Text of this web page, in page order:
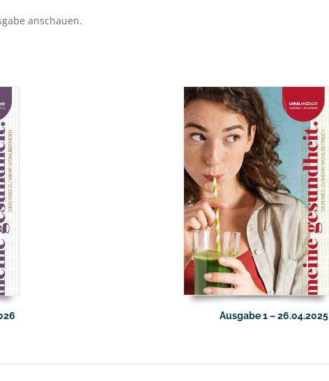
anschauen.
Ausgabe 1 – 26.04.2025